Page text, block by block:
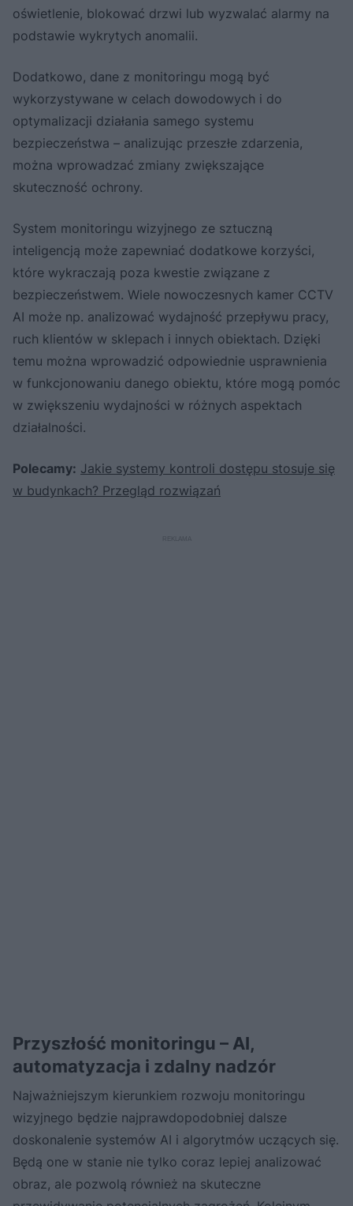
oświetlenie, blokować drzwi lub wyzwalać alarmy na
podstawie wykrytych anomalii.
Dodatkowo, dane z monitoringu mogą być
wykorzystywane w celach dowodowych i do
optymalizacji działania samego systemu
bezpieczeństwa – analizując przeszłe zdarzenia,
można wprowadzać zmiany zwiększające
skuteczność ochrony.
System monitoringu wizyjnego ze sztuczną
inteligencją może zapewniać dodatkowe korzyści,
które wykraczają poza kwestie związane z
bezpieczeństwem. Wiele nowoczesnych kamer CCTV
AI może np. analizować wydajność przepływu pracy,
ruch klientów w sklepach i innych obiektach. Dzięki
temu można wprowadzić odpowiednie usprawnienia
w funkcjonowaniu danego obiektu, które mogą pomóc
w zwiększeniu wydajności w różnych aspektach
działalności.
Polecamy: Jakie systemy kontroli dostępu stosuje się
w budynkach? Przegląd rozwiązań
Przyszłość monitoringu – AI,
automatyzacja i zdalny nadzór
Najważniejszym kierunkiem rozwoju monitoringu
wizyjnego będzie najprawdopodobniej dalsze
doskonalenie systemów AI i algorytmów uczących się.
Będą one w stanie nie tylko coraz lepiej analizować
obraz, ale pozwolą również na skuteczne